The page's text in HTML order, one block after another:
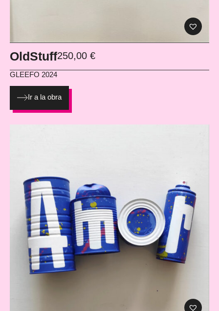
OldStuff250,00 €
GLEEFO 2024
Ir a la obra